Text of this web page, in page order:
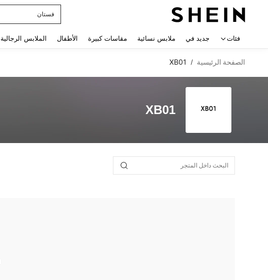
فستان
فئات جديد في ملابس نسائية مقاسات كبيرة الأطفال الملابس الرجالية
الصفحة الرئيسية /
XB01
XB01